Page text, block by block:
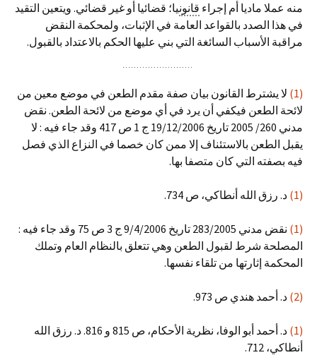
منه عملا ماديا أم إجراء قانونيا؛ قضائيا أو غير قضائي. ويتعين التقيد
في هذا الصدد بالقواعد العامة في الإثبات، ولمحكمة النقض
مراقبة الأسباب السائغة التي بني عليها الحكم بالاعتداد بالقبول.
(1)
لا يشترط القانون بيان صفة مقدم الطعن في موضع معين من
لائحة الطعن فيكفي أن يرد في أي موضع من لائحة الطعن. نقض
مدني 260/ 2005 تاريخ 19/12/2006 ج 1 ص 417 وقد جاء فيه : لا
يقبل الطعن بالاستئناف إلا ممن كان خصما في النزاع الذي فصل
فيه بصفته التي كان متصفا بها.
(1) د. رزق الله أنطاكي، ص 734.
(1)
نقض مدني 283/2005 تاريخ 9/4/2006 ج 3 ص 75 وقد جاء فيه :
المصلحة شرط لقبول الطعن وهي تتعلق بالنظام العام وتملك
المحكمة إثارتها من تلقاء نفسها.
(2) د. أحمد هندي ص 973.
(1)
د. أحمد أبو الوفا، نظرية الأحكام، ص 815 و 816. د. رزق الله
أنطاكي، 712.